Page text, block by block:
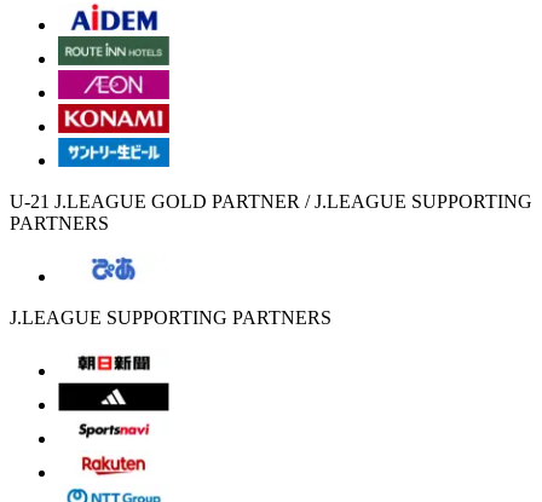
U-21 J.LEAGUE GOLD PARTNER / J.LEAGUE SUPPORTING
PARTNERS
J.LEAGUE SUPPORTING PARTNERS